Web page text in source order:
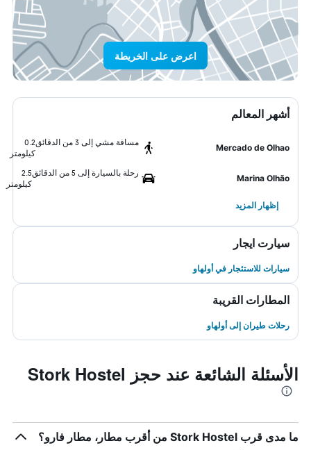
اعرض على الخريطة
أشهر المعالم
Mercado de Olhao
مسافة مشي إلى 3 من الدقائق
0.2
كيلومتر
Marina Olhão
رحلة بالسيارة إلى 5 من الدقائق
2.5
كيلومتر
إظهار المزيد
سيارت ايجار
سيارات للاستئجار في أولهاو
المطارات القريبة
رحلات طيران إلى أولهاو
الأسئلة الشائعة عند حجز Stork Hostel
ما مدى قرب Stork Hostel من أقرب مطار، مطار فارو؟